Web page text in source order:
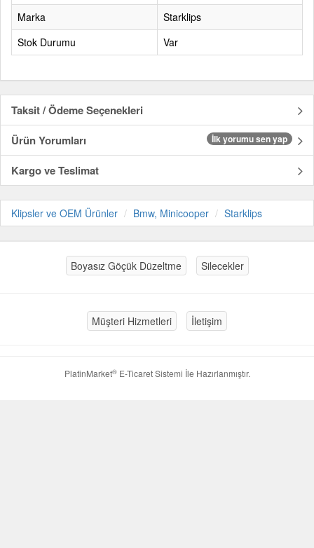
Marka
Starklips
Stok Durumu
Var
Taksit / Ödeme Seçenekleri
Ürün Yorumları
İlk yorumu sen yap
Kargo ve Teslimat
Klipsler ve OEM Ürünler Bmw, Minicooper Starklips
Boyasız Göçük Düzeltme Silecekler
Müşteri Hizmetleri İletişim
PlatinMarket®E-Ticaret Sistemi İle Hazırlanmıştır.